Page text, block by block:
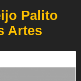
Palito
Artes